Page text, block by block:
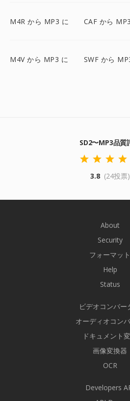
M4R から MP3 に CAF から
M4V から MP3 に SWF から
SD2〜MP3品質
3.8 (24投票)
About
Security
フォーマット
Help
Status
ビデオコンバー
オーディオコン
ドキュメント
画像変換器
OCR
Developers